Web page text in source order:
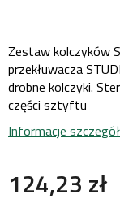
124,23 zł
Zestaw kolczyków
przekłuwacza
drobne kolczyki.
części sztyftu
Informacje